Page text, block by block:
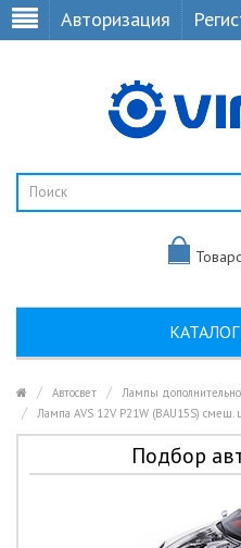
Авторизация
Автосвет
Лампы
Лампа AVS 12V P21W (BAU15S) смещ.
Подбор